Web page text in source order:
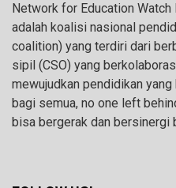
Network for Education
adalah koalisi nasional
coalition) yang terdiri dari
sipil (CSO) yang
mewujudkan pendidikan
bagi semua, no one left
bisa bergerak dan bersinergi